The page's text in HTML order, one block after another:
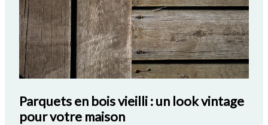
Parquets en bois vieilli : un look vintage
pour votre maison